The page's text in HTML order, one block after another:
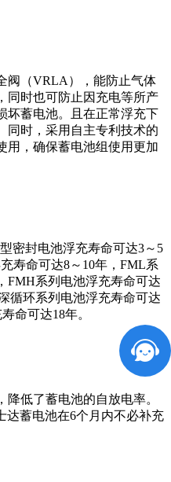
阀（VRLA），能防止气体
同时也可防止因充电等所产
坏蓄电池。且在正常浮充下
同时，采用自主专利技术的
用，确保蓄电池组使用更加
密封电池浮充寿命可达3～5
寿命可达8～10年，FML系
FMH系列电池浮充寿命可达
循环系列电池浮充寿命可达
命可达18年。
低了蓄电池的自放电率。
蓄电池在6个月内不必补充